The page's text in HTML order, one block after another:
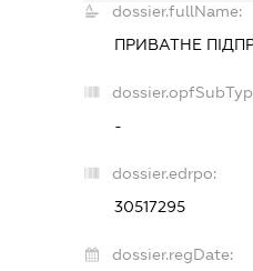
dossier.fullName:
ПРИВАТНЕ
-
dossier.edrpo:
30517295
dossier.regDate: